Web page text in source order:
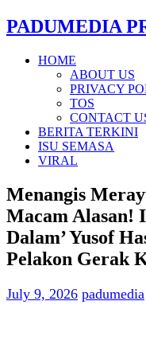
PADUMEDIA
HOME
ABOUT US
PRIVACY
TOS
CONTACT
BERITA TERKINI
ISU SEMASA
VIRAL
Menangis
Macam Alasan!
Dalam’ Yusof
Pelakon Gerak
July 9, 2026 padumedia